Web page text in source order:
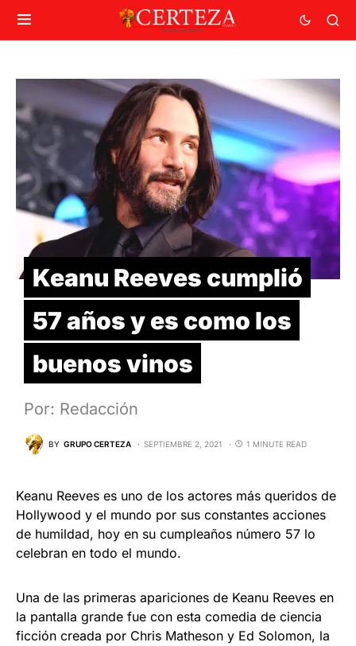
Keanu Reeves cumplió
57 años y es como los
buenos vinos
Por: Redacción
BY GRUPO CERTEZA SEPTIEMBRE 2, 2021 1 MINUTE READ
Keanu Reeves es uno de los actores más queridos de
Hollywood y el mundo por sus constantes acciones
de humildad, hoy en su cumpleaños número 57 lo
celebran en todo el mundo.
Una de las primeras apariciones de Keanu Reeves en
la pantalla grande fue con esta comedia de ciencia
ficción creada por Chris Matheson y Ed Solomon, la